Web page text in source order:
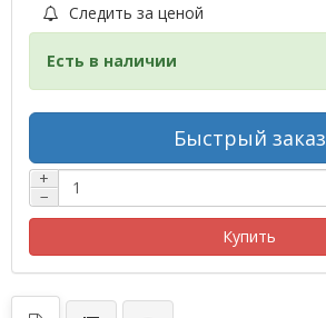
Следить за ценой
Есть в наличии
Быстрый заказ
+
−
Купить